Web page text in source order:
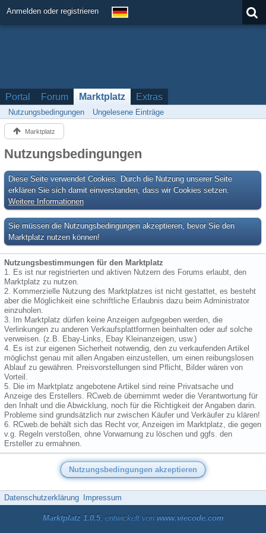
Anmelden oder registrieren
Portal Forum Marktplatz Extras
Nutzungsbedingungen Ungelesene Einträge
Marktplatz
Nutzungsbedingungen
Diese Seite verwendet Cookies. Durch die Nutzung unserer Seite
erklären Sie sich damit einverstanden, dass wir Cookies setzen.
Weitere Informationen
Sie müssen die Nutzungsbedingungen akzeptieren, bevor Sie den
Marktplatz nutzen können!
Nutzungsbestimmungen für den Marktplatz
1. Es ist nur registrierten und aktiven Nutzern des Forums erlaubt, den
Marktplatz zu nutzen.
2. Kommerzielle Nutzung des Marktplatzes ist nicht gestattet, es besteht
aber die Möglichkeit eine schriftliche Erlaubnis dazu beim Administrator
einzuholen.
3. Im Marktplatz dürfen keine Anzeigen aufgegeben werden, die
Verlinkungen zu anderen Verkaufsplattformen beinhalten oder auf solche
verweisen. (z.B. Ebay-Links, Ebay Kleinanzeigen, usw.)
4. Es ist zur eigenen Sicherheit notwendig, den zu verkaufenden Artikel
möglichst genau mit allen Angaben einzustellen, um einen reibungslosen
Ablauf zu gewähren. Preisvorstellungen sind Pflicht, Bilder wären von
Vorteil.
5. Die im Marktplatz angebotene Artikel sind reine Privatsache und
Anzeige des Erstellers. RCweb.de übernimmt weder die Verantwortung für
den Inhalt und die Abwicklung, noch für die Richtigkeit der Angaben darin.
Probleme sind grundsätzlich nur zwischen Käufer und Verkäufer zu klären!
6. RCweb.de behält sich das Recht vor, Anzeigen im Marktplatz, die gegen
v.g. Regeln verstoßen, ohne Vorwarnung zu löschen und ggfs. den
Ersteller zu ermahnen.
Datenschutzerklärung Impressum
Marktplatz 1.0.5, entwickelt von www.viecode.com